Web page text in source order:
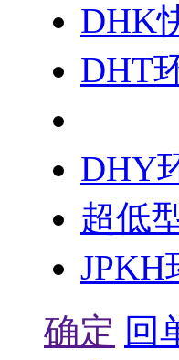
DHK
DHT
DHY
超低
JPKH
确定 回